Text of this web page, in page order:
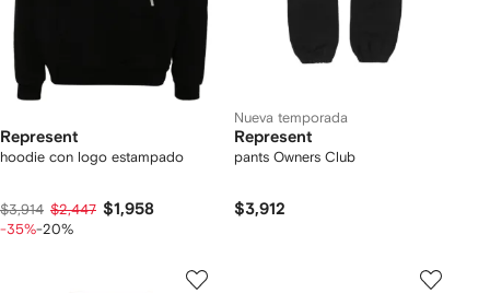
Represent
hoodie con logo estampado
$3,914 $2,447 $1,958
-35%-20%
Nueva temporada
Represent
pants Owners Club
$3,912